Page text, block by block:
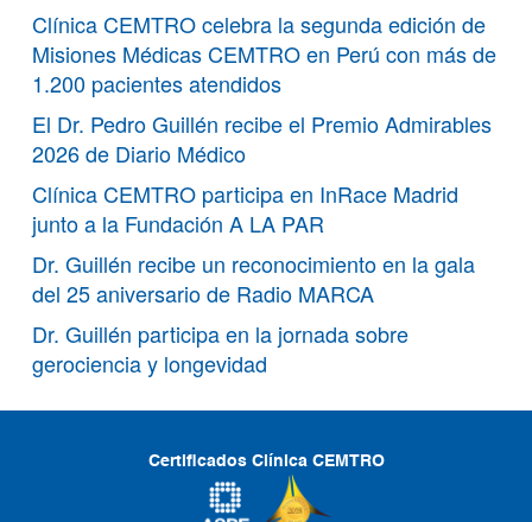
Clínica CEMTRO celebra la segunda edición de
Misiones Médicas CEMTRO en Perú con más de
1.200 pacientes atendidos
El Dr. Pedro Guillén recibe el Premio Admirables
2026 de Diario Médico
Clínica CEMTRO participa en InRace Madrid
junto a la Fundación A LA PAR
Dr. Guillén recibe un reconocimiento en la gala
del 25 aniversario de Radio MARCA
Dr. Guillén participa en la jornada sobre
gerociencia y longevidad
Certificados Clínica CEMTRO